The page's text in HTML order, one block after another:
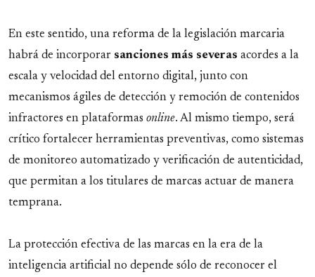
En este sentido, una reforma de la legislación marcaria
habrá de incorporar sanciones más severas acordes a la
escala y velocidad del entorno digital, junto con
mecanismos ágiles de detección y remoción de contenidos
infractores en plataformas online. Al mismo tiempo, será
crítico fortalecer herramientas preventivas, como sistemas
de monitoreo automatizado y verificación de autenticidad,
que permitan a los titulares de marcas actuar de manera
temprana.
La protección efectiva de las marcas en la era de la
inteligencia artificial no depende sólo de reconocer el